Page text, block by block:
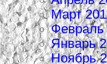
Март
Февраль
Январь
Ноябрь